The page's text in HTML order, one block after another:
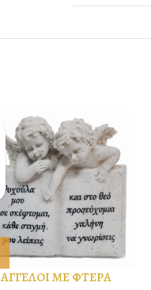
ΑΓΓΕΛΟΙ ΜΕ ΦΤΕΡΑ